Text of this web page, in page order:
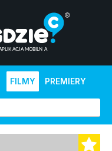
FILMY PREMIERY